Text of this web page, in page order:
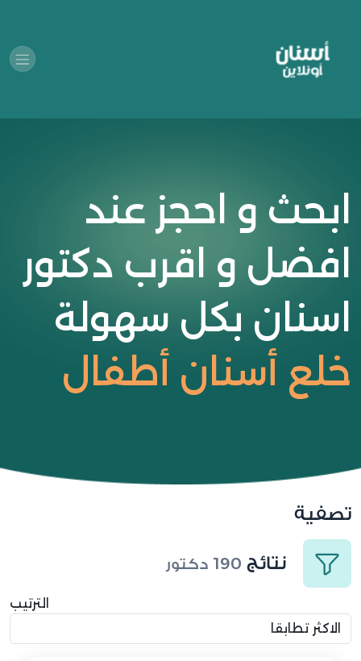
ابحث و احجز عند
افضل و اقرب دكتور
اسنان بكل سهولة
خلع أسنان أطفال
تصفية
نتائج 190 دكتور
الترتيب